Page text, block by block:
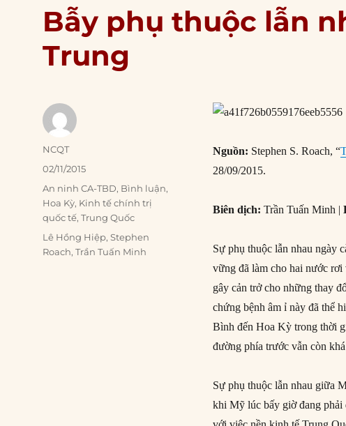
Bẫy phụ thuộc lẫn
Trung
Nguồn: Stephen S. Roach, “
28/09/2015.
Biên dịch: Trần Tuấn Minh |
Sự phụ thuộc lẫn nhau ngày
vững đã làm cho hai nước rơi
gây cản trở cho những thay
chứng bệnh âm ỉ này đã thể
Bình đến Hoa Kỳ trong thời
đường phía trước vẫn còn
Sự phụ thuộc lẫn nhau giữa
khi Mỹ lúc bấy giờ đang phải
Author
NCQT
Posted
02/11/2015
Categories
An ninh CA-TBD, Bình luận,
Hoa Kỳ, Kinh tế chính trị
quốc tế,Trung Quốc
Tags
Lê Hồng Hiệp,Stephen
Roach,Trần Tuấn Minh